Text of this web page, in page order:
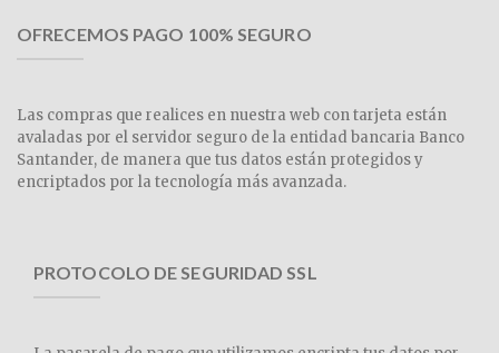
OFRECEMOS PAGO 100% SEGURO
Las compras que realices en nuestra web con tarjeta están
avaladas por el servidor seguro de la entidad bancaria Banco
Santander, de manera que tus datos están protegidos y
encriptados por la tecnología más avanzada.
PROTOCOLO DE SEGURIDAD SSL